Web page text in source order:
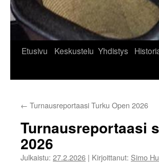
Etusivu Keskustelu Yhdistys
← Turnausreportaasi Turku Open 2026
Turnausreportaasi
2026
Julkaistu: 27.2.2026 | Kirjoittanut: Simo